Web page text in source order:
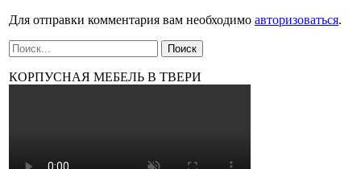
Для отправки комментария вам необходимо авторизоваться.
КОРПУСНАЯ МЕБЕЛЬ В ТВЕРИ